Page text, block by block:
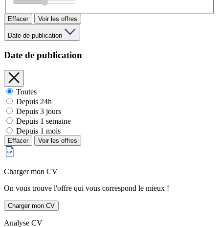
Effacer Voir les offres
Date de publication
Date de publication
Toutes
Depuis 24h
Depuis 3 jours
Depuis 1 semaine
Depuis 1 mois
Effacer Voir les offres
Charger mon CV
On vous trouve l'offre qui vous correspond le mieux !
Charger mon CV
Analyse CV